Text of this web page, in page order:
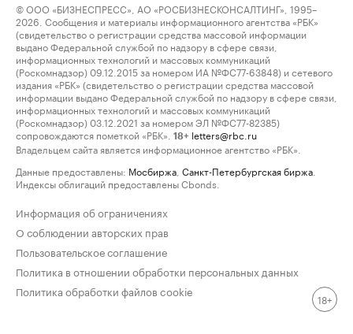
© ООО «БИЗНЕСПРЕСС», АО «РОСБИЗНЕСКОНСАЛТИНГ», 1995–
2026. Сообщения и материалы информационного агентства «РБК»
(свидетельство о регистрации средства массовой информации
выдано Федеральной службой по надзору в сфере связи,
информационных технологий и массовых коммуникаций
(Роскомнадзор) 09.12.2015 за номером ИА №ФС77-63848) и сетевого
издания «РБК» (свидетельство о регистрации средства массовой
информации выдано Федеральной службой по надзору в сфере связи,
информационных технологий и массовых коммуникаций
(Роскомнадзор) 03.12.2021 за номером ЭЛ №ФС77-82385)
сопровождаются пометкой «РБК».
18+ letters@rbc.ru
Владельцем сайта является информационное агентство «РБК».
Данные предоставлены: Мосбиржа Санкт-Петербургская биржа
Индексы облигаций предоставлены Cbonds.
Информация об ограничениях
О соблюдении авторских прав
Пользовательское соглашение
Политика в отношении обработки персональных данных
Политика обработки файлов cookie
18+